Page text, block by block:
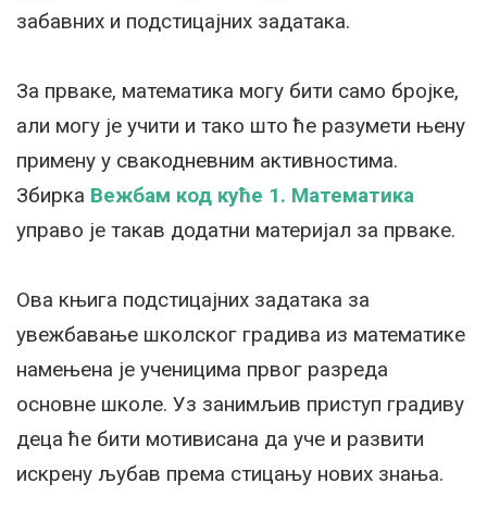
забавних и подстицајних задатака.
За прваке, математика могу бити само бројке,
али могу је учити и тако што ће разумети њену
примену у свакодневним активностима.
Збирка Вежбам код куће 1. Математика
управо је такав додатни материјал за прваке.
Ова књига подстицајних задатака за
увежбавање школског градива из математике
намењена је ученицима првог разреда
основне школе. Уз занимљив приступ градиву
деца ће бити мотивисана да уче и развити
искрену љубав према стицању нових знања.